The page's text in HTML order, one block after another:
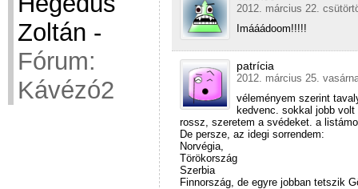
Zoltán -
Fórum:
Kávézó2
2012. március 22.
Imááádoom!!!!!
patrícia
2012. március 25.
véleményem szerint
kedvenc. sokkal jobb
rossz, szeretem a svédeket. a
De persze, az idegi sorrendem:
Norvégia,
Törökország
Szerbia
Finnország, de egyre jobban tetszik